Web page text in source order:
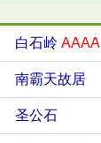
白石岭 AAAA
南霸天故居
圣公石